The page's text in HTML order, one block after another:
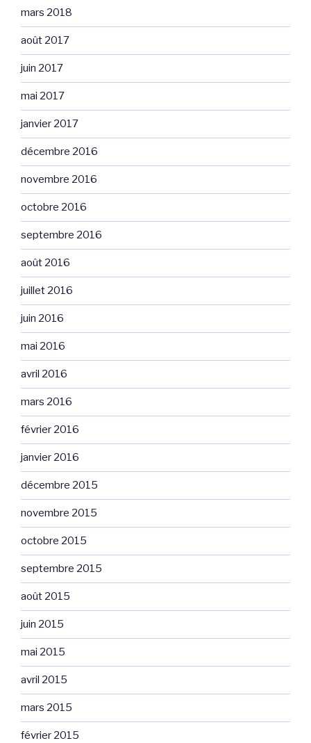
mars 2018
août 2017
juin 2017
mai 2017
janvier 2017
décembre 2016
novembre 2016
octobre 2016
septembre 2016
août 2016
juillet 2016
juin 2016
mai 2016
avril 2016
mars 2016
février 2016
janvier 2016
décembre 2015
novembre 2015
octobre 2015
septembre 2015
août 2015
juin 2015
mai 2015
avril 2015
mars 2015
février 2015